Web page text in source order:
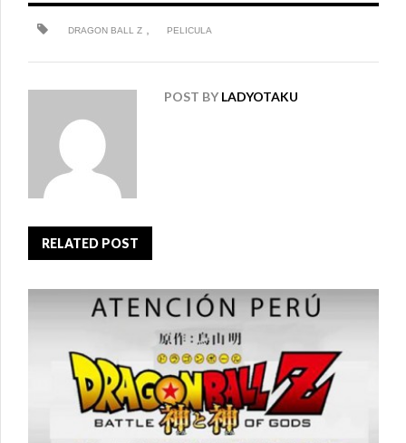
DRAGON BALL Z PELICULA
POST BY LADYOTAKU
RELATED POST